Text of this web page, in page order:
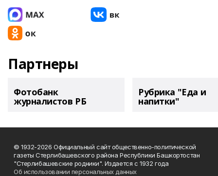
Партнеры
Фотобанк
журналистов РБ
Рубрика "Еда и
напитки"
© 1932-2026 Официальный сайт общественно-политической
газеты Стерлибашевского района Республики Башкортостан
"Стерлибашевские родники". Издается с 1932 года
Об использовании персональных данных